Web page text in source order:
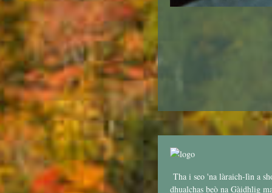
Tha i seo 'na làraich-lìn a
dhualchas beò na Gàidhlig